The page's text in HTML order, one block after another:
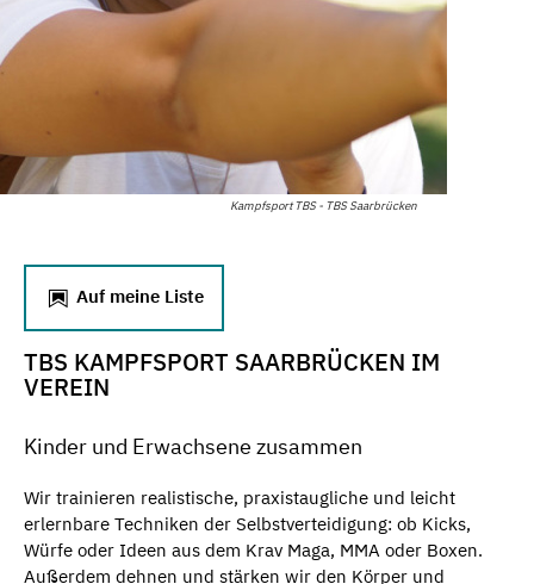
Kampfsport TBS - TBS Saarbrücken
Auf meine Liste
TBS KAMPFSPORT SAARBRÜCKEN IM
VEREIN
Kinder und Erwachsene zusammen
Wir trainieren realistische, praxistaugliche und leicht
erlernbare Techniken der Selbstverteidigung: ob Kicks,
Würfe oder Ideen aus dem Krav Maga, MMA oder Boxen.
Außerdem dehnen und stärken wir den Körper und